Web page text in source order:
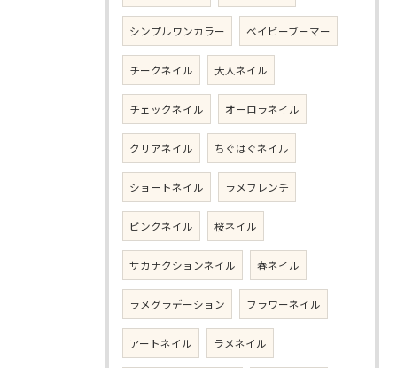
シンプルワンカラー ベイビーブーマー
チークネイル 大人ネイル
チェックネイル オーロラネイル
クリアネイル ちぐはぐネイル
ショートネイル ラメフレンチ
ピンクネイル 桜ネイル
サカナクションネイル 春ネイル
ラメグラデーション フラワーネイル
アートネイル ラメネイル